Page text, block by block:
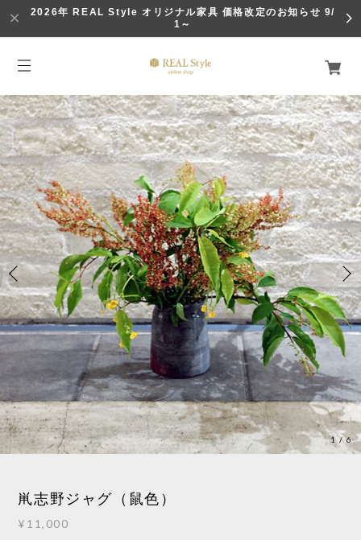
2026年 REAL Style オリジナル家具 価格改定のお知らせ 9/
1～
1/6
鼡志野ジャグ（鼠色）
¥11,000